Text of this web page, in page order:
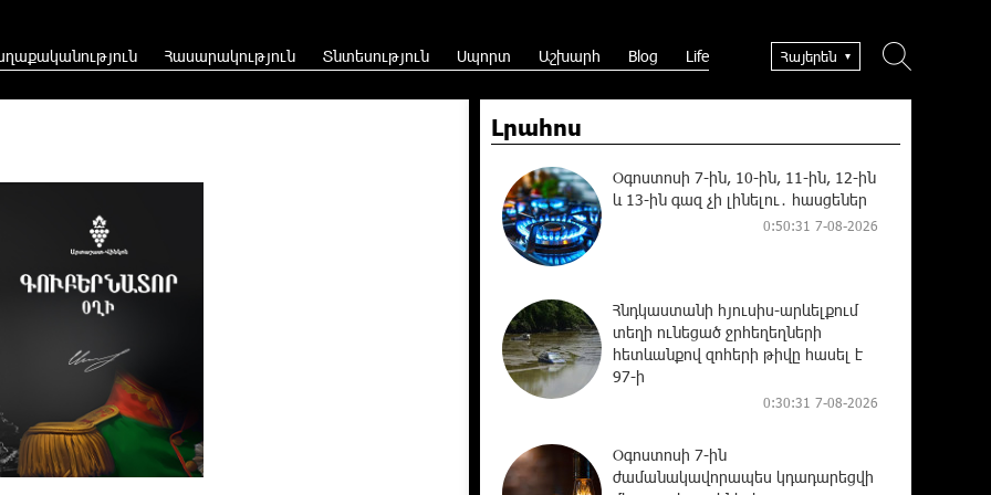
Հասարակություն Տնտեսություն Սպորտ Աշխարհ Blog Life Հայերեն
Լրահոս
Օգոստոսի 7-ին, 10-ին, 11-ին, 12-ին
և 13-ին գազ չի լինելու․ հասցեներ
0:50:31 7-08-2026
Հնդկաստանի հյուսիս-արևելքում
տեղի ունեցած ջրհեղեղների
հետևանքով զոհերի թիվը հասել է
97-ի
0:30:31 7-08-2026
Օգոստոսի 7-ին
ժամանակավորապես կդադարեցվի